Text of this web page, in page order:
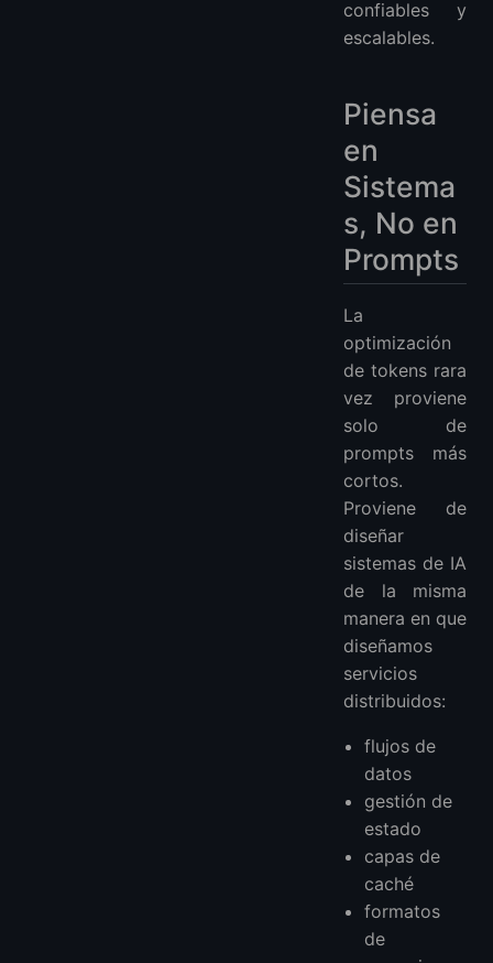
confiables y
escalables.
Piensa
en
Sistema
s, No en
Prompts
La
optimización
de tokens rara
vez proviene
solo de
prompts más
cortos.
Proviene de
diseñar
sistemas de IA
de la misma
manera en que
diseñamos
servicios
distribuidos:
flujos de
datos
gestión de
estado
capas de
caché
formatos
de